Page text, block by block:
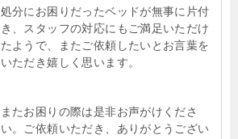
処分にお困りだったベッドが無事に片付
き、スタッフの対応にもご満足いただけ
たようで、またご依頼したいとお言葉を
いただき嬉しく思います。
またお困りの際は是非お声がけくださ
い。ご依頼いただき、ありがとうござい